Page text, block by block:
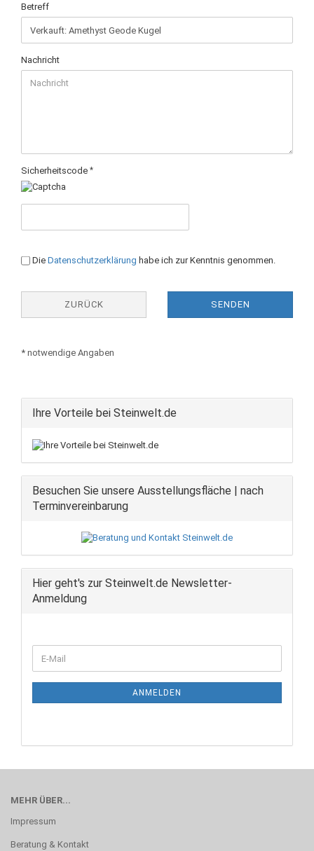
Betreff
Nachricht
Sicherheitscode
DATENSCHUTZBESTIMMUNGEN
Die Datenschutzerklärung habe ich zur Kenntnis genommen.
ZURÜCK SENDEN
* notwendige Angaben
Ihre Vorteile bei Steinwelt.de
Besuchen Sie unsere Ausstellungsfläche | nach
Terminvereinbarung
Hier geht's zur Steinwelt.de Newsletter-
Anmeldung
ZUR
E-
Mail
ANMELDEN
MEHR ÜBER...
Impressum
Beratung & Kontakt